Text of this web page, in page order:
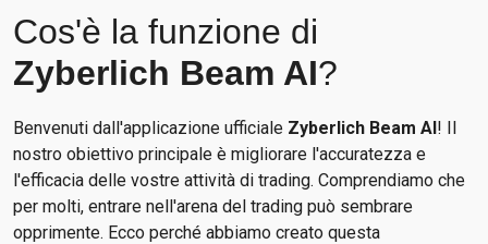
Cos'è la funzione di
Zyberlich Beam AI?
Benvenuti dall'applicazione ufficiale Zyberlich Beam AI! Il
nostro obiettivo principale è migliorare l'accuratezza e
l'efficacia delle vostre attività di trading. Comprendiamo che
per molti, entrare nell'arena del trading può sembrare
opprimente. Ecco perché abbiamo creato questa